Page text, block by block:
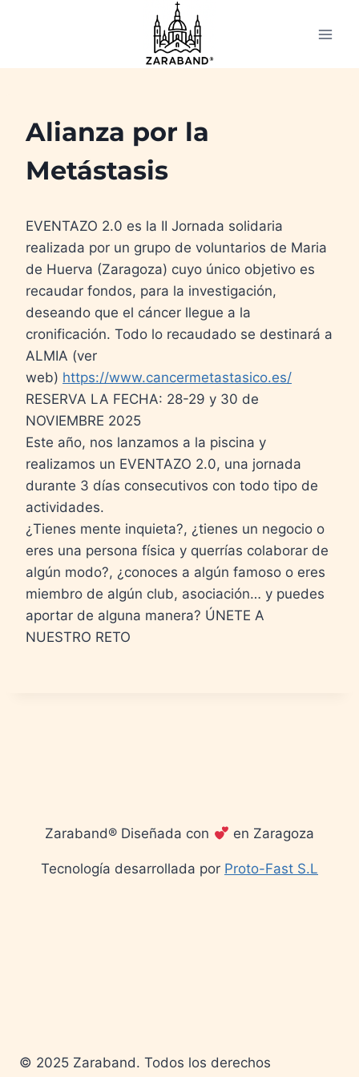
Alianza por la
Metástasis
EVENTAZO 2.0 es la II Jornada solidaria
realizada por un grupo de voluntarios de Maria
de Huerva (Zaragoza) cuyo único objetivo es
recaudar fondos, para la investigación,
deseando que el cáncer llegue a la
cronificación. Todo lo recaudado se destinará a
ALMIA (ver
web) https://www.cancermetastasico.es/
RESERVA LA FECHA: 28-29 y 30 de
NOVIEMBRE 2025
Este año, nos lanzamos a la piscina y
realizamos un EVENTAZO 2.0, una jornada
durante 3 días consecutivos con todo tipo de
actividades.
¿Tienes mente inquieta?, ¿tienes un negocio o
eres una persona física y querrías colaborar de
algún modo?, ¿conoces a algún famoso o eres
miembro de algún club, asociación… y puedes
aportar de alguna manera? ÚNETE A
NUESTRO RETO
Zaraband® Diseñada con en Zaragoza
Tecnología desarrollada por Proto-Fast S.L
© 2025 Zaraband. Todos los derechos